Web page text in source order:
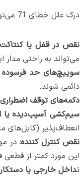
درک علل خطای 71 می‌تواند به تشخیص و رفع سریع آن کمک کند، اگرچه تنها تکنسین های واجد شرایط باید تعمیرات را انجام دهند.
نقص در قفل یا
می‌تواند به راحتی مدار
سوییچ‌های حد فرسوده
دائمی شوند.
دکمه‌های توقف
سیم‌کشی آسیب‌دیده یا
انعطاف‌پذیر (کابل‌های
نقص کنترل کننده:در
این مورد کمتر از
تداخل خارجی یا